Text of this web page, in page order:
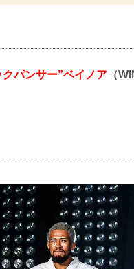
クパンサー”ベイノア （